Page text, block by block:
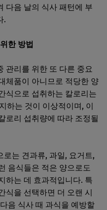
다음 날의 식사 패턴에 부
.
한 방법
관리를 위한 또 다른 중요
체품이 아니므로 적당한 양
식으로 섭취하는 칼로리는
하는 것이 이상적이며, 이
로리 섭취량에 따라 조정될
는 견과류, 과일, 요거트,
음식들은 적은 양으로도
하는 데 효과적입니다. 특
식을 선택하면 더 오랜 시
음 식사 때 과식을 예방할